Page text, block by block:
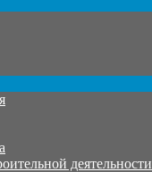
деятельности